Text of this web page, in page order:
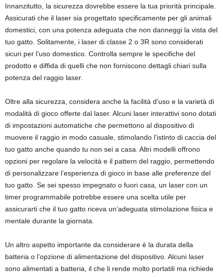
Innanzitutto, la sicurezza dovrebbe essere la tua priorità principale.
Assicurati che il laser sia progettato specificamente per gli animali
domestici, con una potenza adeguata che non danneggi la vista del
tuo gatto. Solitamente, i laser di classe 2 o 3R sono considerati
sicuri per l’uso domestico. Controlla sempre le specifiche del
prodotto e diffida di quelli che non forniscono dettagli chiari sulla
potenza del raggio laser.
Oltre alla sicurezza, considera anche la facilità d’uso e la varietà di
modalità di gioco offerte dal laser. Alcuni laser interattivi sono dotati
di impostazioni automatiche che permettono al dispositivo di
muovere il raggio in modo casuale, stimolando l’istinto di caccia del
tuo gatto anche quando tu non sei a casa. Altri modelli offrono
opzioni per regolare la velocità e il pattern del raggio, permettendo
di personalizzare l’esperienza di gioco in base alle preferenze del
tuo gatto. Se sei spesso impegnato o fuori casa, un laser con un
timer programmabile potrebbe essere una scelta utile per
assicurarti che il tuo gatto riceva un’adeguata stimolazione fisica e
mentale durante la giornata.
Un altro aspetto importante da considerare è la durata della
batteria o l’opzione di alimentazione del dispositivo. Alcuni laser
sono alimentati a batteria, il che li rende molto portatili ma richiede